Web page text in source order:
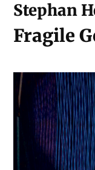
Stephan
Fragile